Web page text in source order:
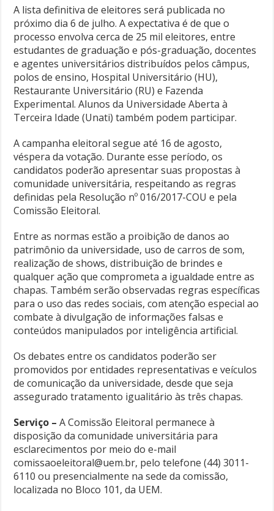
A lista definitiva de eleitores será publicada no
próximo dia 6 de julho. A expectativa é de que o
processo envolva cerca de 25 mil eleitores, entre
estudantes de graduação e pós-graduação, docentes
e agentes universitários distribuídos pelos câmpus,
polos de ensino, Hospital Universitário (HU),
Restaurante Universitário (RU) e Fazenda
Experimental. Alunos da Universidade Aberta à
Terceira Idade (Unati) também podem participar.
A campanha eleitoral segue até 16 de agosto,
véspera da votação. Durante esse período, os
candidatos poderão apresentar suas propostas à
comunidade universitária, respeitando as regras
definidas pela Resolução nº 016/2017-COU e pela
Comissão Eleitoral.
Entre as normas estão a proibição de danos ao
patrimônio da universidade, uso de carros de som,
realização de shows, distribuição de brindes e
qualquer ação que comprometa a igualdade entre as
chapas. Também serão observadas regras específicas
para o uso das redes sociais, com atenção especial ao
combate à divulgação de informações falsas e
conteúdos manipulados por inteligência artificial.
Os debates entre os candidatos poderão ser
promovidos por entidades representativas e veículos
de comunicação da universidade, desde que seja
assegurado tratamento igualitário às três chapas.
Serviço – A Comissão Eleitoral permanece à
disposição da comunidade universitária para
esclarecimentos por meio do e-mail
comissaoeleitoral@uem.br, pelo telefone (44) 3011-
6110 ou presencialmente na sede da comissão,
localizada no Bloco 101, da UEM.